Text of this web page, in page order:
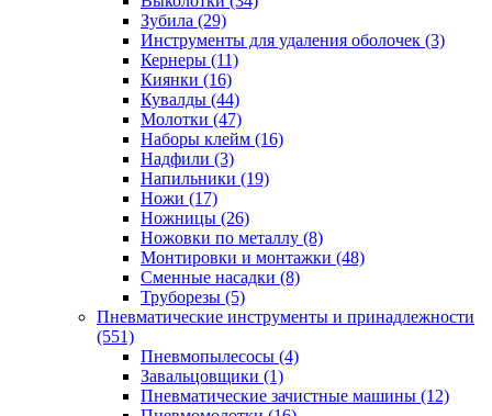
Зубила (29)
Инструменты для удаления оболочек (3)
Кернеры (11)
Киянки (16)
Кувалды (44)
Молотки (47)
Наборы клейм (16)
Надфили (3)
Напильники (19)
Ножи (17)
Ножницы (26)
Ножовки по металлу (8)
Монтировки и монтажки (48)
Сменные насадки (8)
Труборезы (5)
Пневматические инструменты и принадлежности
(551)
Пневмопылесосы (4)
Завальцовщики (1)
Пневматические зачистные машины (12)